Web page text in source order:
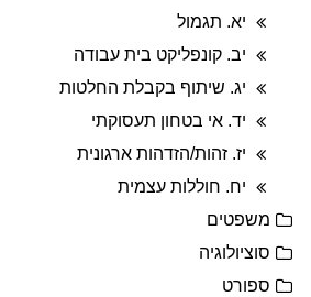
יא. תגמול
יב. קונפליקט בית עבודה
יג. שיתוף בקבלת החלטות
יד. אי בטחון תעסוקתי
יז. זהות/הזדהות ארגונית
יח. חוללות עצמית
משפטים
סוציולוגיה
ספורט